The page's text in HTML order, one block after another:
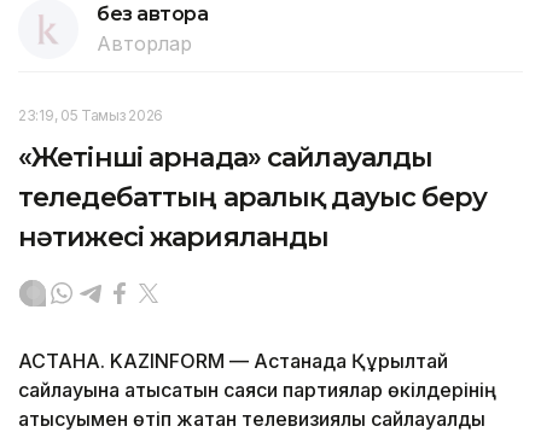
без автора
Авторлар
23:19, 05 Тамыз 2026
«Жетінші арнада» сайлауалды
теледебаттың аралық дауыс беру
нәтижесі жарияланды
АСТАНА. KAZINFORM — Астанада Құрылтай
сайлауына қатысатын саяси партиялар өкілдерінің
қатысуымен өтіп жатқан телевизиялық сайлауалды